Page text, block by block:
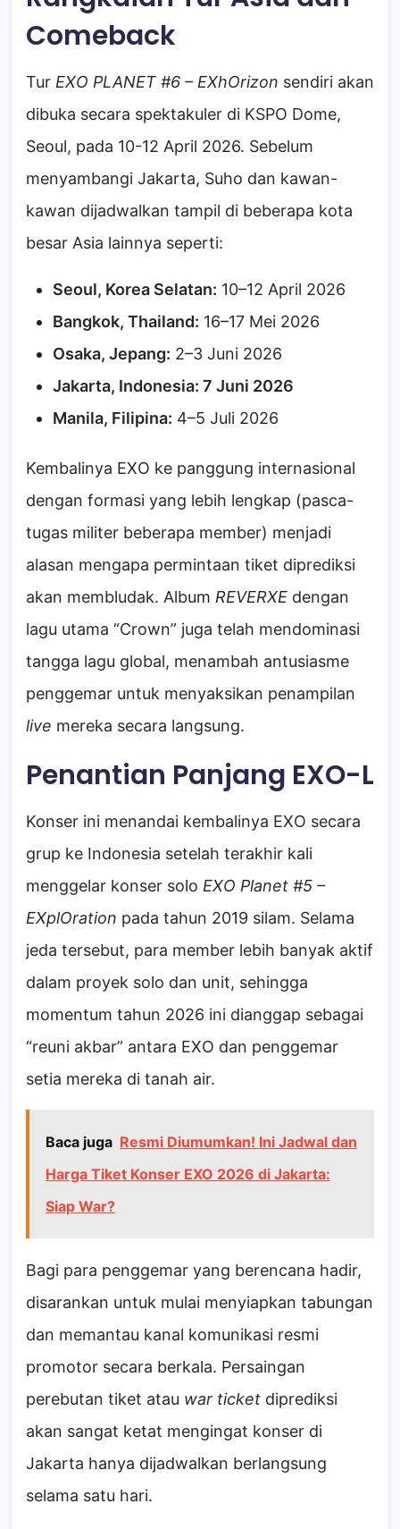
Comeback
Tur EXO PLANET #6 – EXhOrizon sendiri akan
dibuka secara spektakuler di KSPO Dome,
Seoul, pada 10-12 April 2026. Sebelum
menyambangi Jakarta, Suho dan kawan-
kawan dijadwalkan tampil di beberapa kota
besar Asia lainnya seperti:
Seoul, Korea Selatan: 10–12 April 2026
Bangkok, Thailand: 16–17 Mei 2026
Osaka, Jepang: 2–3 Juni 2026
Jakarta, Indonesia: 7 Juni 2026
Manila, Filipina: 4–5 Juli 2026
Kembalinya EXO ke panggung internasional
dengan formasi yang lebih lengkap (pasca-
tugas militer beberapa member) menjadi
alasan mengapa permintaan tiket diprediksi
akan membludak. Album REVERXE dengan
lagu utama “Crown” juga telah mendominasi
tangga lagu global, menambah antusiasme
penggemar untuk menyaksikan penampilan
live mereka secara langsung.
Penantian Panjang EXO-L
Konser ini menandai kembalinya EXO secara
grup ke Indonesia setelah terakhir kali
menggelar konser solo EXO Planet #5 –
EXplOration pada tahun 2019 silam. Selama
jeda tersebut, para member lebih banyak aktif
dalam proyek solo dan unit, sehingga
momentum tahun 2026 ini dianggap sebagai
“reuni akbar” antara EXO dan penggemar
setia mereka di tanah air.
Baca juga Resmi Diumumkan! Ini Jadwal dan
Harga Tiket Konser EXO 2026 di Jakarta:
Siap War?
Bagi para penggemar yang berencana hadir,
disarankan untuk mulai menyiapkan tabungan
dan memantau kanal komunikasi resmi
promotor secara berkala. Persaingan
perebutan tiket atau war ticket diprediksi
akan sangat ketat mengingat konser di
Jakarta hanya dijadwalkan berlangsung
selama satu hari.